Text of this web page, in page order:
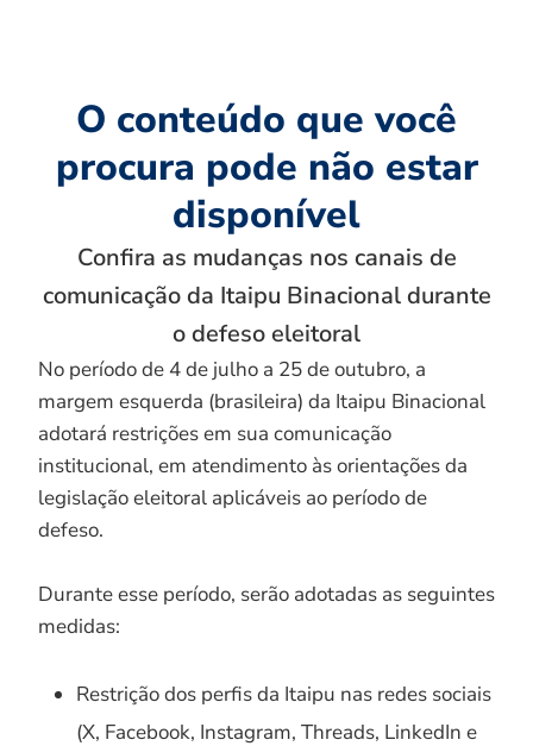
O conteúdo que você
procura pode não estar
disponível
Confira as mudanças nos canais de
comunicação da Itaipu Binacional durante
o defeso eleitoral
No período de 4 de julho a 25 de outubro, a
margem esquerda (brasileira) da Itaipu Binacional
adotará restrições em sua comunicação
institucional, em atendimento às orientações da
legislação eleitoral aplicáveis ao período de
defeso.
Durante esse período, serão adotadas as seguintes
medidas:
Restrição dos perfis da Itaipu nas redes sociais
(X, Facebook, Instagram, Threads, LinkedIn e